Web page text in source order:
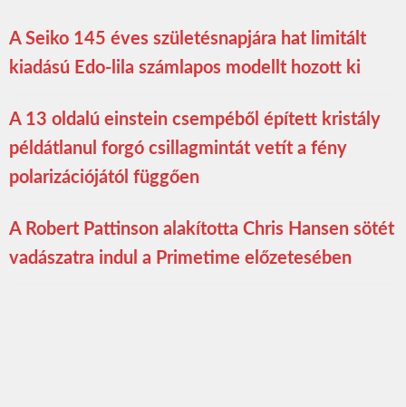
A Seiko 145 éves születésnapjára hat limitált
kiadású Edo-lila számlapos modellt hozott ki
A 13 oldalú einstein csempéből épített kristály
példátlanul forgó csillagmintát vetít a fény
polarizációjától függően
A Robert Pattinson alakította Chris Hansen sötét
vadászatra indul a Primetime előzetesében